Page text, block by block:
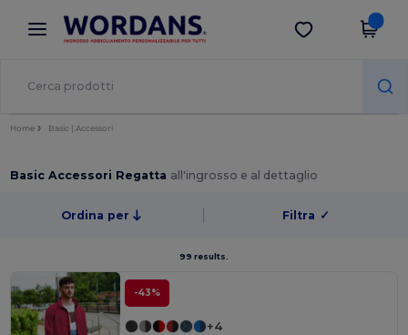
× App Wordans
Prezzi migliori sull'app!
Scarica app
Home Basic | Accessori
Basic Accessori Regatta all'ingrosso e al dettaglio
Ordina per Filtra ✓
99 results.
-43%
+4